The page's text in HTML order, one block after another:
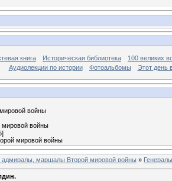
книга Историческая библиотека
100 великих
Аудиолекции по истории
Фотоальбомы Этот день
войны
мировой войны
мировой войны
адмиралы, маршалы Второй мировой войны » Генералы